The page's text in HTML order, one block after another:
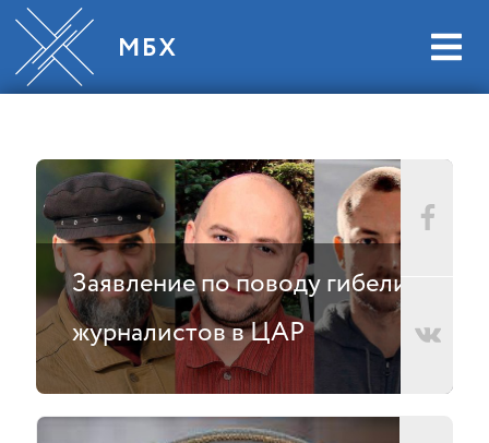
Заявление по поводу гибели
журналистов в ЦАР